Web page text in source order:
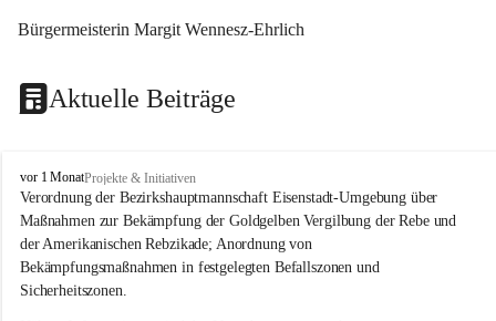
Bürgermeisterin Margit Wennesz-Ehrlich
Aktuelle Beiträge
O
s
l
i
p
vor 1 MonatProjekte & Initiativen
Verordnung der Bezirkshauptmannschaft Eisenstadt-Umgebung über
Maßnahmen zur Bekämpfung der Goldgelben Vergilbung der Rebe und
der Amerikanischen Rebzikade; Anordnung von
Bekämpfungsmaßnahmen in festgelegten Befallszonen und
Sicherheitszonen.